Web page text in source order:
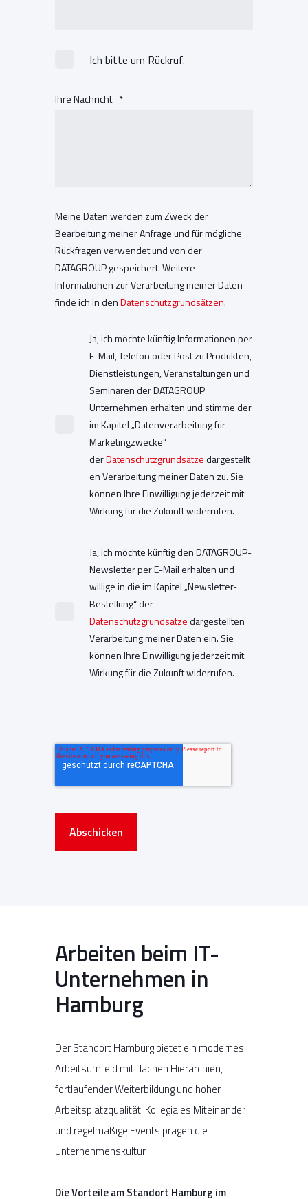
Ich bitte um Rückruf.
Ihre Nachricht *
Meine Daten werden zum Zweck der
Bearbeitung meiner Anfrage und für mögliche
Rückfragen verwendet und von der
DATAGROUP gespeichert. Weitere
Informationen zur Verarbeitung meiner Daten
finde ich in denDatenschutzgrundsätzen.
Ja, ich möchte künftig Informationen per
E-Mail, Telefon oder Post zu Produkten,
Dienstleistungen, Veranstaltungen und
Seminaren der DATAGROUP
Unternehmen erhalten und stimme der
im Kapitel „Datenverarbeitung für
Marketingzwecke“
derDatenschutzgrundsätzedargestellt
en Verarbeitung meiner Daten zu. Sie
können Ihre Einwilligung jederzeit mit
Wirkung für die Zukunft widerrufen.
Ja, ich möchte künftig den DATAGROUP-
Newsletter per E-Mail erhalten und
willige in die im Kapitel „Newsletter-
Bestellung“ der
Datenschutzgrundsätzedargestellten
Verarbeitung meiner Daten ein. Sie
können Ihre Einwilligung jederzeit mit
Wirkung für die Zukunft widerrufen.
Abschicken
Arbeiten beim IT-
Unternehmen in
Hamburg
Der Standort Hamburg bietet ein modernes
Arbeitsumfeld mit flachen Hierarchien,
fortlaufender Weiterbildung und hoher
Arbeitsplatzqualität. Kollegiales Miteinander
und regelmäßige Events prägen die
Unternehmenskultur.
Die Vorteile am Standort Hamburg im